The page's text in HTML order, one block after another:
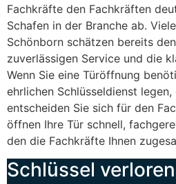
Fachkräfte den Fachkräften
Schafen in der Branche ab.
Schönborn schätzen bereits
zuverlässigen Service und die
Wenn Sie eine Türöffnung
ehrlichen Schlüsseldienst
entscheiden Sie sich für den
öffnen Ihre Tür schnell,
den die Fachkräfte Ihnen
Schlüssel